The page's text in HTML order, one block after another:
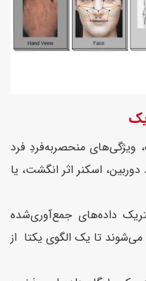
ویژگی‌های منحصربه‌فردِ فرد
اسکنر اثر انگشت، یا
داده‌های جمع‌آوری‌شده
تا یک الگوی یکتا از